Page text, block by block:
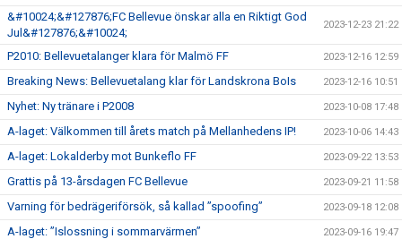
&#10024;&#127876;FC Bellevue önskar alla en Riktigt God
Jul&#127876;&#10024;
2023-12-23 21:22
P2010: Bellevuetalanger klara för Malmö FF 2023-12-16 12:59
Breaking News: Bellevuetalang klar för Landskrona BoIs 2023-12-16 10:51
Nyhet: Ny tränare i P2008 2023-10-08 17:48
A-laget: Välkommen till årets match på Mellanhedens IP! 2023-10-06 14:43
A-laget: Lokalderby mot Bunkeflo FF 2023-09-22 13:53
Grattis på 13-årsdagen FC Bellevue 2023-09-21 11:58
Varning för bedrägeriförsök, så kallad ”spoofing” 2023-09-18 12:08
A-laget: ”Islossning i sommarvärmen” 2023-09-16 19:47